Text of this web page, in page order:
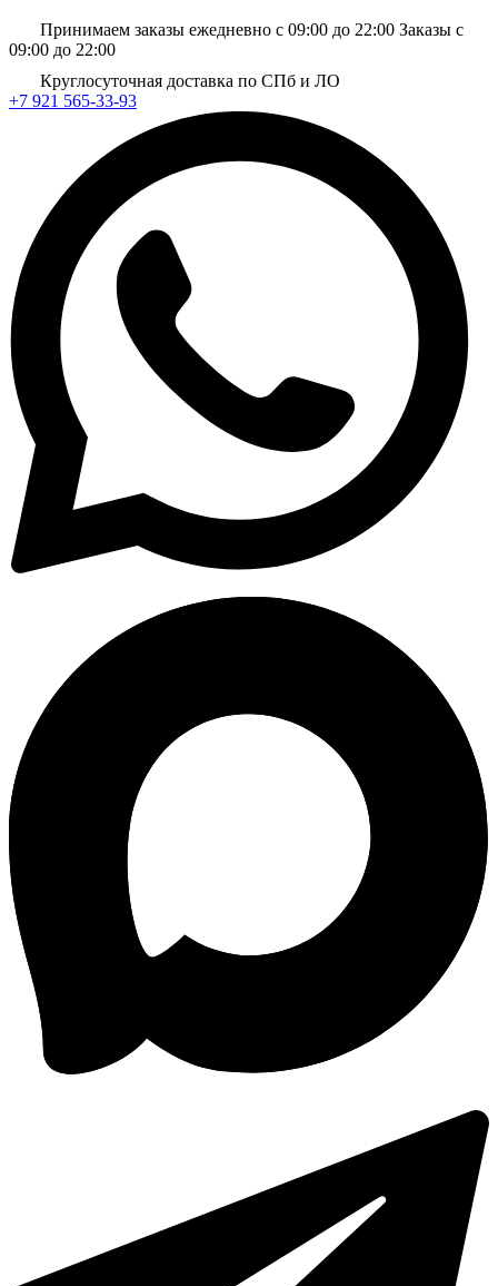
Принимаем заказы ежедневно с 09:00 до 22:00 Заказы с
09:00 до 22:00
Круглосуточная доставка по СПб и ЛО
+7 921 565-33-93